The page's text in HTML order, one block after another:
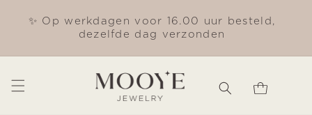
naar de
✨ Op werkdagen voor 16.00 uur besteld,
dezelfde dag verzonden
Winkelwagen